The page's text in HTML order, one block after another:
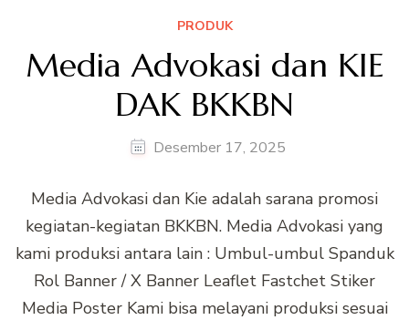
PRODUK
Media Advokasi dan KIE
DAK BKKBN
Desember 17, 2025
Media Advokasi dan Kie adalah sarana promosi
kegiatan-kegiatan BKKBN. Media Advokasi yang
kami produksi antara lain : Umbul-umbul Spanduk
Rol Banner / X Banner Leaflet Fastchet Stiker
Media Poster Kami bisa melayani produksi sesuai